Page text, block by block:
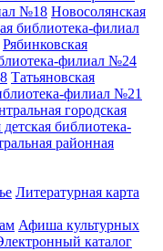
№18 Новосолянская
библиотека-филиал
Рябинковская
филиал №24
Татьяновская
филиал №21
городская
библиотека-
районная
Литературная карта
Афиша культурных
каталог